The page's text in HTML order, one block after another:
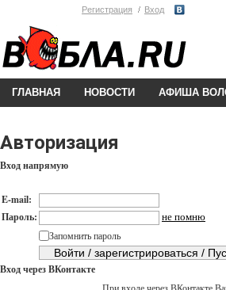
Регистрация Вход
ГЛАВНАЯ НОВОСТИ АФИША
Авторизация
Вход напрямую
E-mail:
Пароль:
не помню
Запомнить пароль
Вход через ВКонтакте